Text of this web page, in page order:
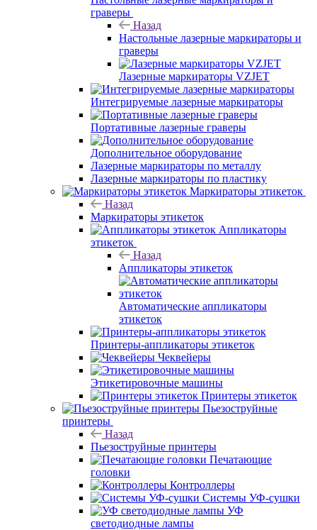
граверы
Назад
Настольные лазерные маркираторы и
граверы
Лазерные маркираторы VZJET
Интегрируемые лазерные маркираторы
Портативные лазерные граверы
Дополнительное оборудование
Лазерные маркираторы по металлу
Лазерные маркираторы по пластику
Маркираторы этикеток
Назад
Маркираторы этикеток
Аппликаторы
этикеток
Назад
Аппликаторы этикеток
Автоматические аппликаторы
этикеток
Принтеры-аппликаторы этикеток
Чеквейеры
Этикетировочные машины
Принтеры этикеток
Пьезоструйные
принтеры
Назад
Пьезоструйные принтеры
Печатающие
головки
Контроллеры
Системы УФ-сушки
УФ
светодиодные лампы